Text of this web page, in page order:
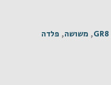
GR8
, משושה, פלדה